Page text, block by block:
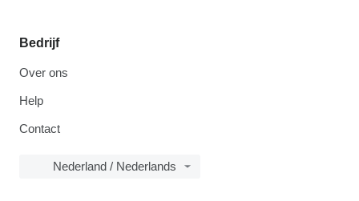
Bedrijf
Over ons
Help
Contact
Nederland / Nederlands